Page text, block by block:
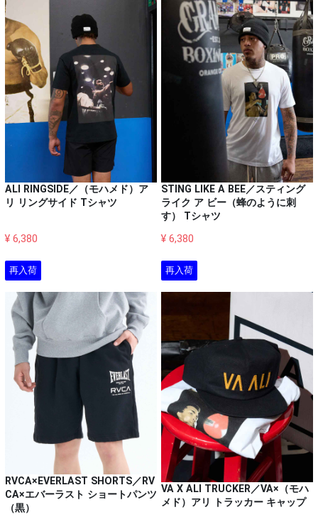
ALI RINGSIDE／（モハメド）ア
リ リングサイド Tシャツ
¥ 6,380
STING LIKE A BEE／スティング
ライク ア ビー（蜂のように刺
す） Tシャツ
¥ 6,380
再入荷
RVCA×EVERLAST SHORTS／RV
CA×エバーラスト ショートパンツ
（黒）
再入荷
VA X ALI TRUCKER／VA×（モハ
メド）アリ トラッカー キャップ